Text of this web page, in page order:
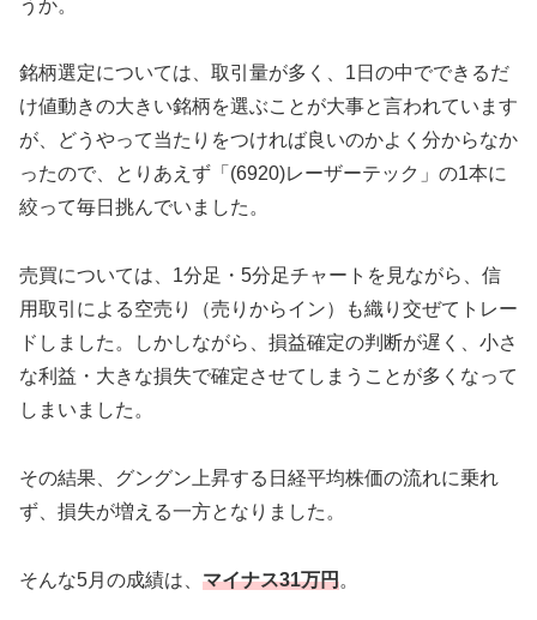
うか。
銘柄選定については、取引量が多く、1日の中でできるだ
け値動きの大きい銘柄を選ぶことが大事と言われています
が、どうやって当たりをつければ良いのかよく分からなか
ったので、とりあえず「(6920)レーザーテック」の1本に
絞って毎日挑んでいました。
売買については、1分足・5分足チャートを見ながら、信
用取引による空売り（売りからイン）も織り交ぜてトレー
ドしました。しかしながら、損益確定の判断が遅く、小さ
な利益・大きな損失で確定させてしまうことが多くなって
しまいました。
その結果、グングン上昇する日経平均株価の流れに乗れ
ず、損失が増える一方となりました。
そんな5月の成績は、 マイナス31万円。